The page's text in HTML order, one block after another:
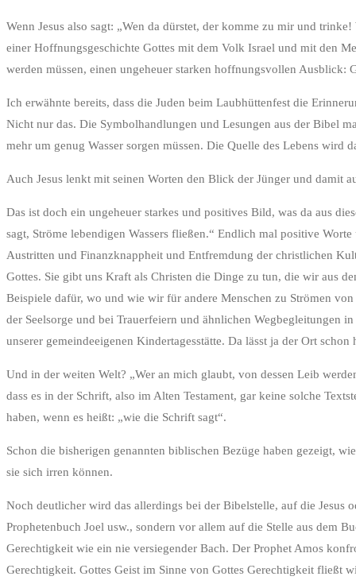
Wenn Jesus also sagt: „Wen da dürstet, der komme zu mir und
einer Hoffnungsgeschichte Gottes mit dem Volk Israel und mit den
werden müssen, einen ungeheuer starken hoffnungsvollen Ausblick:
Ich erwähnte bereits, dass die Juden beim Laubhüttenfest die
Nicht nur das. Die Symbolhandlungen und Lesungen aus der Bibel
mehr um genug Wasser sorgen müssen. Die Quelle des Lebens
Auch Jesus lenkt mit seinen Worten den Blick der Jünger und damit
Das ist doch ein ungeheuer starkes und positives Bild, was da aus
sagt, Ströme lebendigen Wassers fließen.“ Endlich mal positive
Austritten und Finanzknappheit und Entfremdung der christlichen
Gottes. Sie gibt uns Kraft als Christen die Dinge zu tun, die wir aus
Beispiele dafür, wo und wie wir für andere Menschen zu Strömen
der Seelsorge und bei Trauerfeiern und ähnlichen Wegbegleitungen
unserer gemeindeeigenen Kindertagesstätte. Da lässt ja der Ort
Und in der weiten Welt? „Wer an mich glaubt, von dessen Leib
dass es in der Schrift, also im Alten Testament, gar keine solche
haben, wenn es heißt: „wie die Schrift sagt“.
Schon die bisherigen genannten biblischen Bezüge haben gezeigt,
sie sich irren können.
Noch deutlicher wird das allerdings bei der Bibelstelle, auf die Jesus
Prophetenbuch Joel usw., sondern vor allem auf die Stelle aus dem
Gerechtigkeit wie ein nie versiegender Bach. Der Prophet Amos
Gerechtigkeit. Gottes Geist im Sinne von Gottes Gerechtigkeit fließt